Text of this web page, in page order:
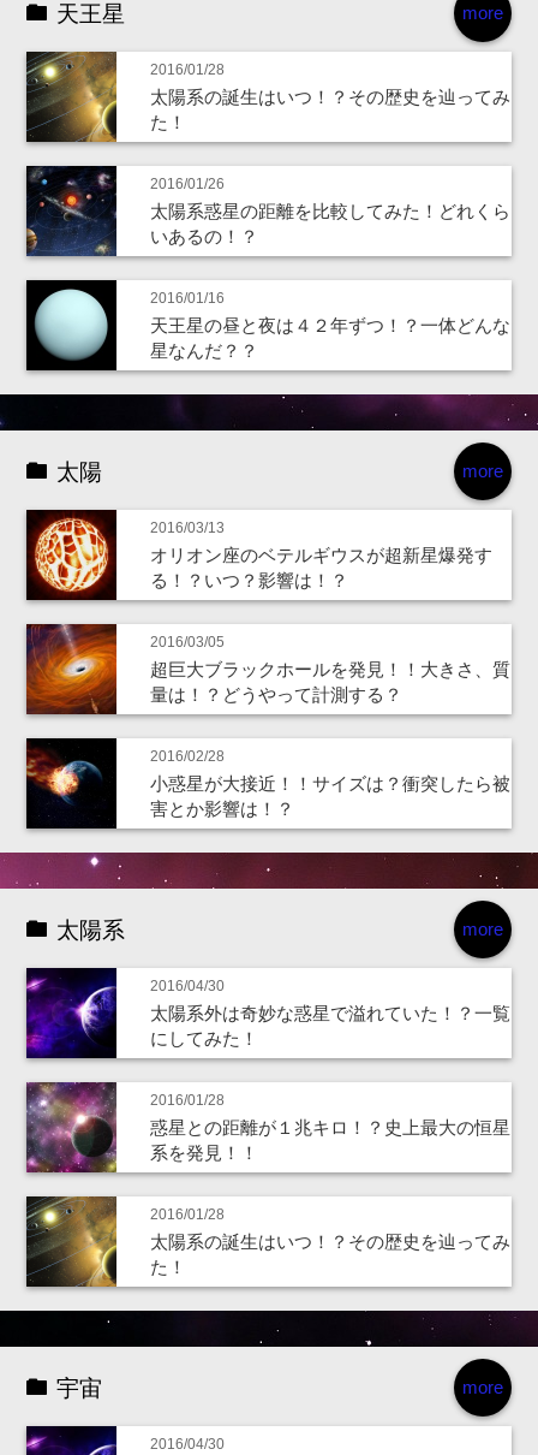
more
天王星
2016/01/28
太陽系の誕生はいつ！？その歴史を辿ってみ
た！
2016/01/26
太陽系惑星の距離を比較してみた！どれくら
いあるの！？
2016/01/16
天王星の昼と夜は４２年ずつ！？一体どんな
星なんだ？？
more
太陽
2016/03/13
オリオン座のベテルギウスが超新星爆発す
る！？いつ？影響は！？
2016/03/05
超巨大ブラックホールを発見！！大きさ、質
量は！？どうやって計測する？
2016/02/28
小惑星が大接近！！サイズは？衝突したら被
害とか影響は！？
more
太陽系
2016/04/30
太陽系外は奇妙な惑星で溢れていた！？一覧
にしてみた！
2016/01/28
惑星との距離が１兆キロ！？史上最大の恒星
系を発見！！
2016/01/28
太陽系の誕生はいつ！？その歴史を辿ってみ
た！
more
宇宙
2016/04/30